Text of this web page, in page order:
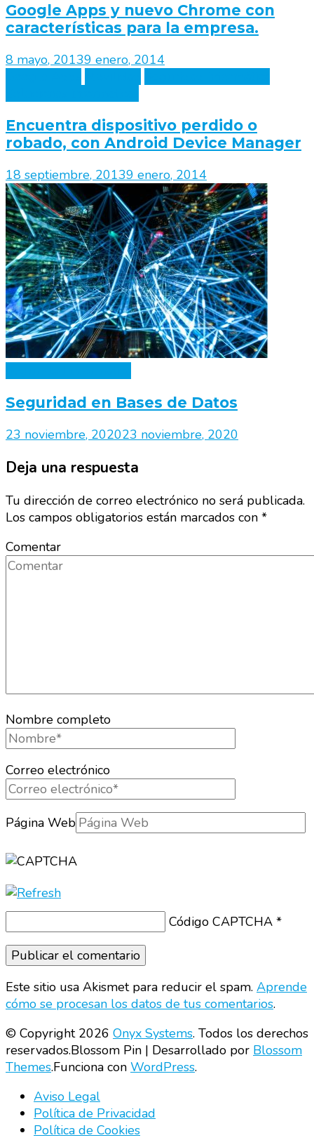
Google Apps y nuevo Chrome con
características para la empresa.
8 mayo, 20139 enero, 2014
Encuentra dispositivo perdido o
robado, con Android Device Manager
18 septiembre, 20139 enero, 2014
Seguridad en Bases de Datos
23 noviembre, 202023 noviembre, 2020
Deja una respuesta
Tu dirección de correo electrónico no será publicada.
Los campos obligatorios están marcados con *
Comentar
Nombre completo
Correo electrónico
Página Web
Código CAPTCHA *
Este sitio usa Akismet para reducir el spam. Aprende
cómo se procesan los datos de tus comentarios.
© Copyright 2026 Onyx Systems. Todos los derechos
reservados.Blossom Pin | Desarrollado por Blossom
Themes.Funciona con WordPress.
Aviso Legal
Política de Privacidad
Política de Cookies